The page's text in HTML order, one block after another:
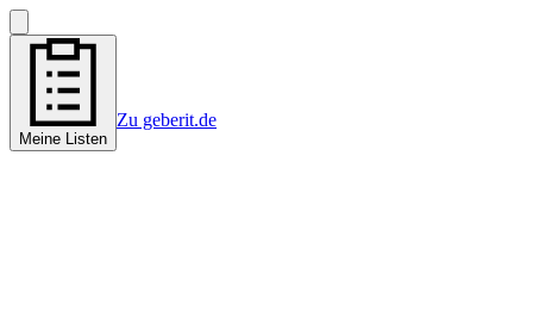
Meine Listen
Zu geberit.de